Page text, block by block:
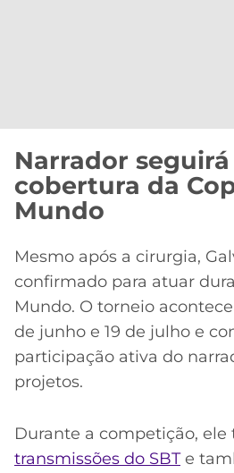
Narrador seguirá
cobertura da
Mundo
Mesmo após a cirurgia,
confirmado para atuar
Mundo. O torneio
de junho e 19 de julho e
participação ativa do
projetos.
Durante a competição, ele
transmissões do SBTe